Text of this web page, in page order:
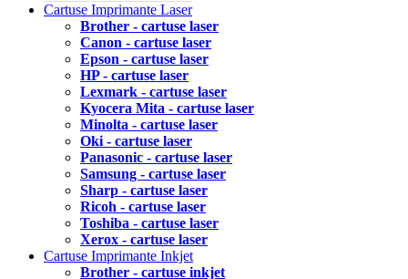
Cartuse Imprimante Laser
Brother - cartuse laser
Canon - cartuse laser
Epson - cartuse laser
HP - cartuse laser
Lexmark - cartuse laser
Kyocera Mita - cartuse laser
Minolta - cartuse laser
Oki - cartuse laser
Panasonic - cartuse laser
Samsung - cartuse laser
Sharp - cartuse laser
Ricoh - cartuse laser
Toshiba - cartuse laser
Xerox - cartuse laser
Cartuse Imprimante Inkjet
Brother - cartuse inkjet